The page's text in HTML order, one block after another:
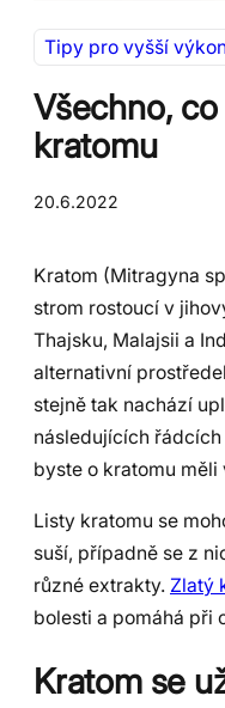
Tipy pro vyšší výkon
Všechno,
kratomu
20.6.2022
Kratom (Mitragyna
strom rostoucí v
Thajsku, Malajsii a
alternativní
stejně tak nachází
následujících
byste o kratomu měli
Listy kratomu se
suší, případně se z
různé extrakty. Zlatý
bolesti a pomáhá při
Kratom se